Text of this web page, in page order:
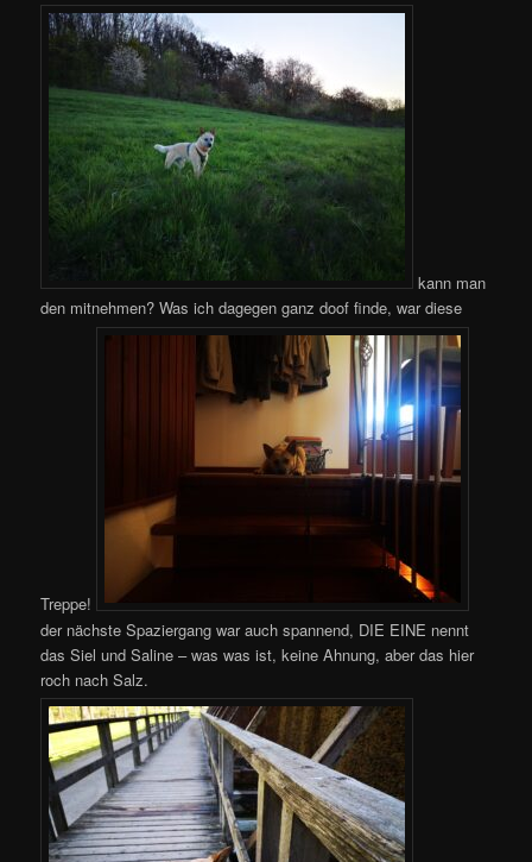
kann man
den mitnehmen? Was ich dagegen ganz doof finde, war diese
Treppe!
der nächste Spaziergang war auch spannend, DIE EINE nennt
das Siel und Saline – was was ist, keine Ahnung, aber das hier
roch nach Salz.